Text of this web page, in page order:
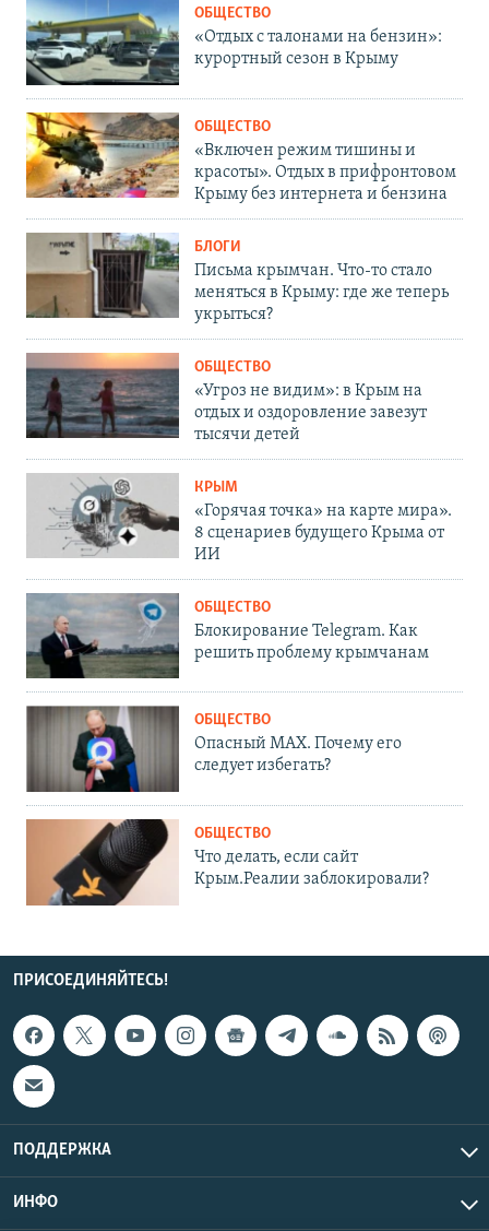
ОБЩЕСТВО
«Отдых с талонами на бензин»:
курортный сезон в Крыму
ОБЩЕСТВО
«Включен режим тишины и
красоты». Отдых в прифронтовом
Крыму без интернета и бензина
БЛОГИ
Письма крымчан. Что-то стало
меняться в Крыму: где же теперь
укрыться?
ОБЩЕСТВО
«Угроз не видим»: в Крым на
отдых и оздоровление завезут
тысячи детей
КРЫМ
«Горячая точка» на карте мира».
8 сценариев будущего Крыма от
ИИ
ОБЩЕСТВО
Блокирование Telegram. Как
решить проблему крымчанам
ОБЩЕСТВО
Опасный MAX. Почему его
следует избегать?
ОБЩЕСТВО
Что делать, если сайт
Крым.Реалии заблокировали?
ПРИСОЕДИНЯЙТЕСЬ!
ПОДДЕРЖКА
ИНФО